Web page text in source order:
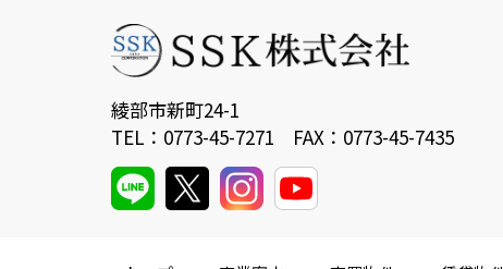
綾部市新町24-1
TEL：0773-45-7271 FAX：0773-45-7435